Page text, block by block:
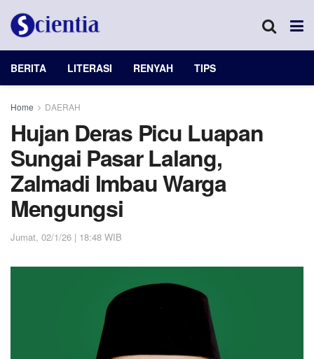
BERITA LITERASI RENYAH TIPS
Home DAERAH
Hujan Deras Picu Luapan
Sungai Pasar Lalang,
Zalmadi Imbau Warga
Mengungsi
Jumat, 02/1/26 | 18:48 WIB